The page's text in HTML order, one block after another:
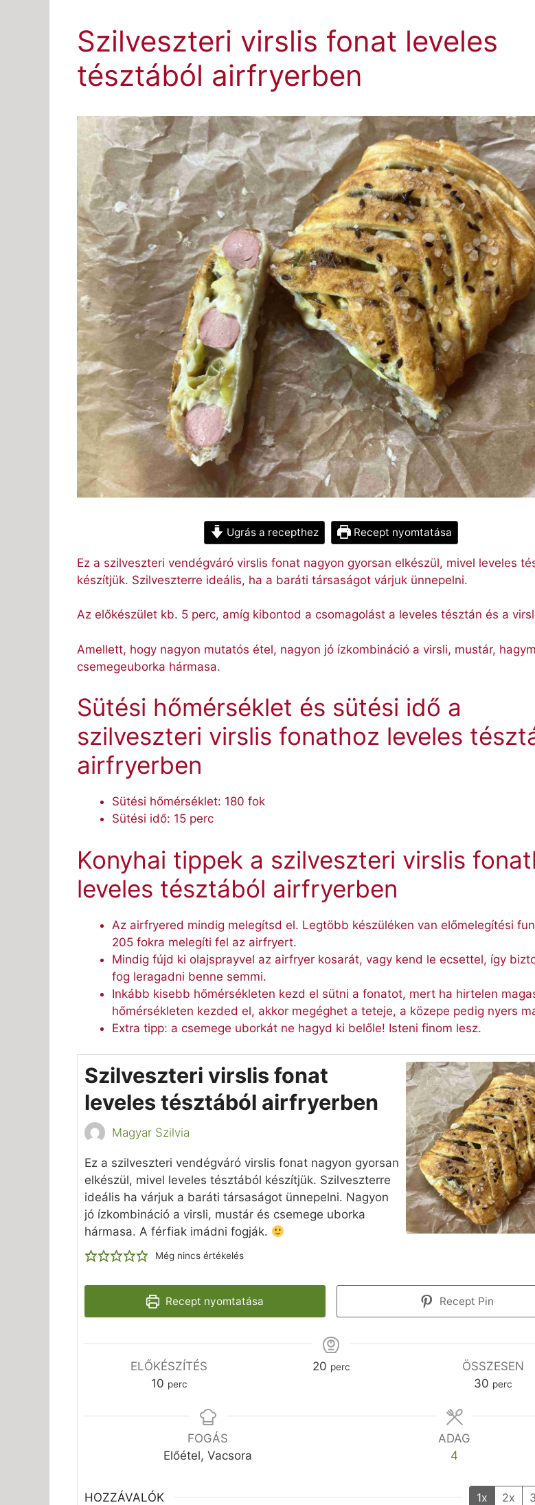
Szilveszteri virslis fonat leveles
tésztából airfryerben
Ugrás a recepthez Recept nyomtatása
Ez a szilveszteri vendégváró virslis fonat nagyon gyorsan elkészül, mivel leveles
készítjük. Szilveszterre ideális, ha a baráti társaságot várjuk ünnepelni.
Az előkészület kb. 5 perc, amíg kibontod a csomagolást a leveles tésztán és a
Amellett, hogy nagyon mutatós étel, nagyon jó ízkombináció a virsli, mustár,
csemegeuborka hármasa.
Sütési hőmérséklet és sütési idő a
szilveszteri virslis fonathoz leveles
airfryerben
Sütési hőmérséklet: 180 fok
Sütési idő: 15 perc
Konyhai tippek a szilveszteri virslis
leveles tésztából airfryerben
Az airfryered mindig melegítsd el. Legtöbb készüléken van előmelegítési
205 fokra melegíti fel az airfryert.
Mindig fújd ki olajsprayvel az airfryer kosarát, vagy kend le ecsettel, így
fog leragadni benne semmi.
Inkább kisebb hőmérsékleten kezd el sütni a fonatot, mert ha hirtelen
hőmérsékleten kezded el, akkor megéghet a teteje, a közepe pedig nyers
Extra tipp: a csemege uborkát ne hagyd ki belőle! Isteni finom lesz.
Szilveszteri virslis fonat
leveles tésztából airfryerben
Magyar Szilvia
Ez a szilveszteri vendégváró virslis fonat nagyon gyorsan
elkészül, mivel leveles tésztából készítjük. Szilveszterre
ideális ha várjuk a baráti társaságot ünnepelni. Nagyon
jó ízkombináció a virsli, mustár és csemege uborka
hármasa. A férfiak imádni fogják.
Még nincs értékelés
Recept nyomtatása Recept Pin
ELŐKÉSZÍTÉS
10perc
perc
20perc
perc
ÖSSZESEN
30 perc
perc
FOGÁS
Előétel, Vacsora
ADAG
4
HOZZÁVALÓK 1x 2x